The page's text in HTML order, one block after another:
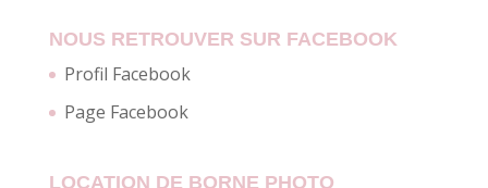
NOUS RETROUVER SUR FACEBOOK
Profil Facebook
Page Facebook
LOCATION DE BORNE PHOTO